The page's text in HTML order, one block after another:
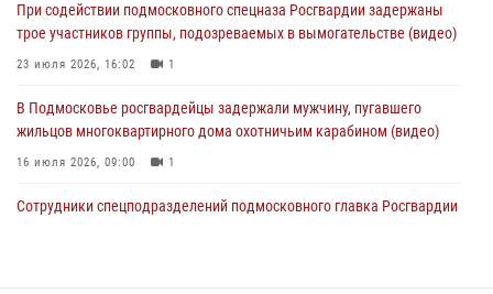
Росгвардейцы задержали нетрезвую автоледи в Подмосковье
30 июля 2026, 08:00
При содействии подмосковного спецназа Росгвардии задержаны
трое участников группы, подозреваемых в вымогательстве (видео)
23 июля 2026, 16:02 1
В Подмосковье росгвардейцы задержали мужчину, пугавшего
жильцов многоквартирного дома охотничьим карабином (видео)
16 июля 2026, 09:00 1
Сотрудники спецподразделений подмосковного главка Росгвардии